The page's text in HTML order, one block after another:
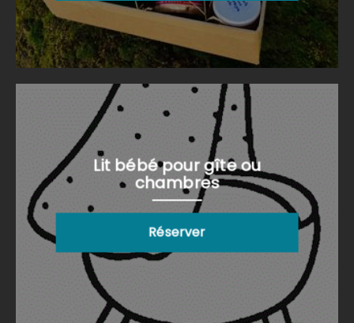
Lit bébé pour gîte ou
chambres
Réserver